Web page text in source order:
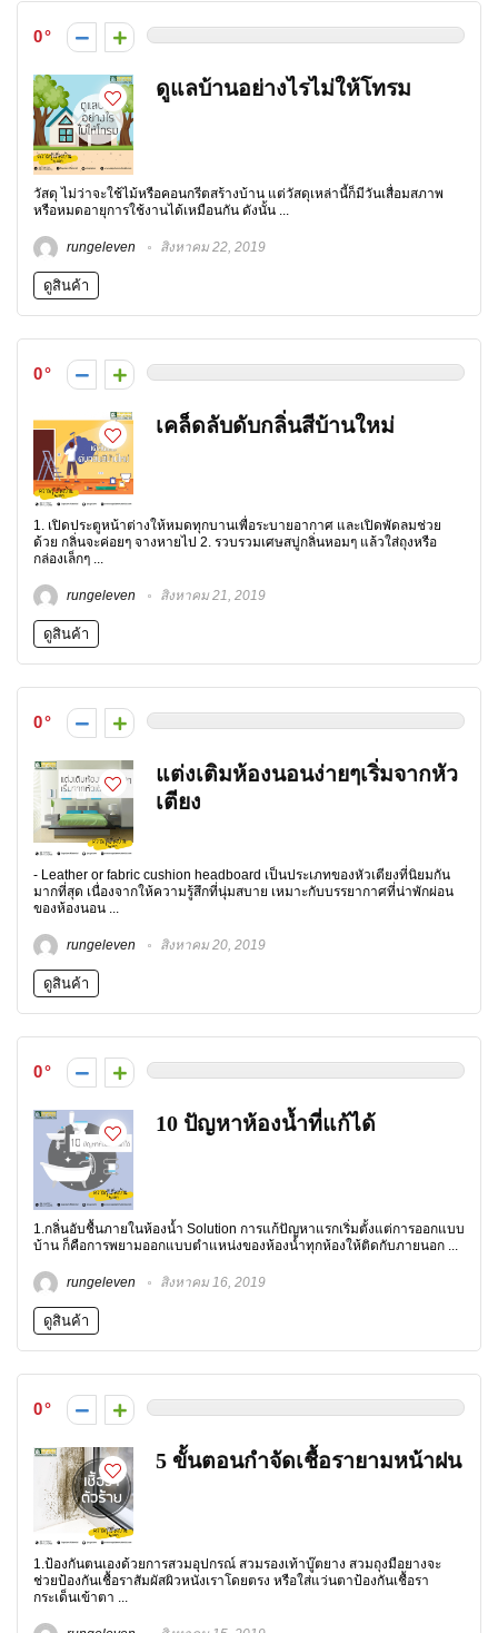
0
ดูแลบ้านอย่างไรไม่ให้โทรม
วัสดุ ไม่ว่าจะใช้ไม้หรือคอนกรีตสร้างบ้าน แต่วัสดุเหล่านี้ก็มีวันเสื่อมสภาพ
หรือหมดอายุการใช้งานได้เหมือนกัน ดังนั้น ...
rungeleven สิงหาคม 22, 2019
ดูสินค้า
0
เคล็ดลับดับกลิ่นสีบ้านใหม่
1. เปิดประตูหน้าต่างให้หมดทุกบานเพื่อระบายอากาศ และเปิดพัดลมช่วย
ด้วย กลิ่นจะค่อยๆ จางหายไป 2. รวบรวมเศษสบู่กลิ่นหอมๆ แล้วใส่ถุงหรือ
กล่องเล็กๆ ...
rungeleven สิงหาคม 21, 2019
ดูสินค้า
0
แต่งเติมห้องนอนง่ายๆเริ่มจากหัว
เตียง
- Leather or fabric cushion headboard เป็นประเภทของหัวเตียงที่นิยมกัน
มากที่สุด เนื่องจากให้ความรู้สึกที่นุ่มสบาย เหมาะกับบรรยากาศที่น่าพักผ่อน
ของห้องนอน ...
rungeleven สิงหาคม 20, 2019
ดูสินค้า
0
10 ปัญหาห้องน้ำที่แก้ได้
1.กลิ่นอับชื้นภายในห้องน้ำ Solution การแก้ปัญหาแรกเริ่มตั้งแต่การออกแบบ
บ้าน ก็คือการพยามออกแบบตำแหน่งของห้องน้ำทุกห้องให้ติดกับภายนอก ...
rungeleven สิงหาคม 16, 2019
ดูสินค้า
0
5 ขั้นตอนกำจัดเชื้อรายามหน้าฝน
1.ป้องกันตนเองด้วยการสวมอุปกรณ์ สวมรองเท้าบู๊ตยาง สวมถุงมือยางจะ
ช่วยป้องกันเชื้อราสัมผัสผิวหนังเราโดยตรง หรือใส่แว่นตาป้องกันเชื้อรา
กระเด็นเข้าตา ...